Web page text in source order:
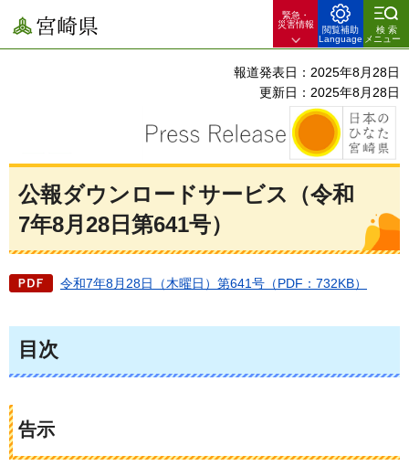
宮崎県
緊急・
災害情報
閲覧補助
Language
検索
メニュー
報道発表日：2025年8月28日
更新日：2025年8月28日
公報ダウンロードサービス（令和
7年8月28日第641号）
令和7年8月28日（木曜日）第641号（PDF：732KB）
目次
告示